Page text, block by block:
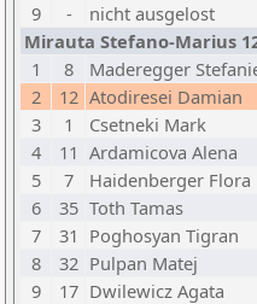
9
- nicht ausgelost
Mirauta Stefano-Marius
1
8 Maderegger
2
12 Atodiresei Damian
3
1 Csetneki Mark
4
11 Ardamicova Alena
5
7 Haidenberger Flora
6
35 Toth Tamas
7
31 Poghosyan Tigran
8
32 Pulpan Matej
9
17 Dwilewicz Agata